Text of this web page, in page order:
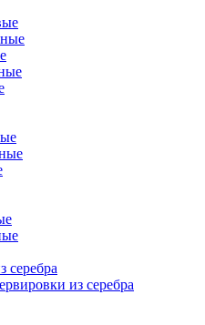
серебра
из серебра